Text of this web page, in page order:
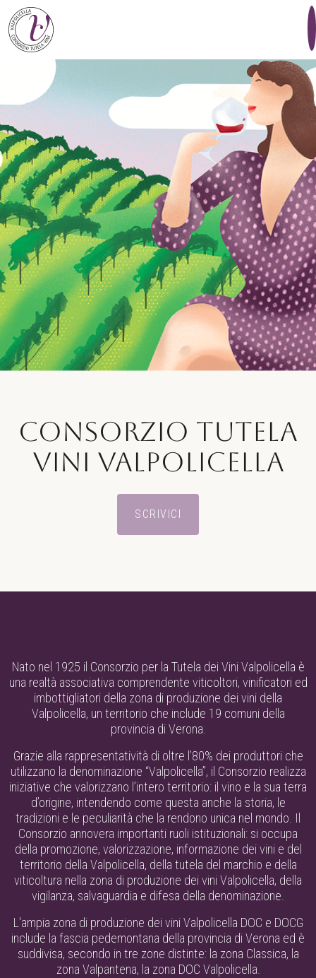
CONSORZIO TUTELA
VINI VALPOLICELLA
SCRIVICI
Nato nel 1925 il Consorzio per la Tutela dei Vini Valpolicella è
una realtà associativa comprendente viticoltori, vinificatori ed
imbottigliatori della zona di produzione dei vini della
Valpolicella, un territorio che include 19 comuni della
provincia di Verona.
Grazie alla rappresentatività di oltre l’80% dei produttori che
utilizzano la denominazione “Valpolicella”, il Consorzio realizza
iniziative che valorizzano l’intero territorio: il vino e la sua terra
d’origine, intendendo come questa anche la storia, le
tradizioni e le peculiarità che la rendono unica nel mondo. Il
Consorzio annovera importanti ruoli istituzionali: si occupa
della promozione, valorizzazione, informazione dei vini e del
territorio della Valpolicella, della tutela del marchio e della
viticoltura nella zona di produzione dei vini Valpolicella, della
vigilanza, salvaguardia e difesa della denominazione.
L'ampia zona di produzione dei vini Valpolicella DOC e DOCG
include la fascia pedemontana della provincia di Verona ed è
suddivisa, secondo in tre zone distinte: la zona Classica, la
zona Valpantena, la zona DOC Valpolicella.